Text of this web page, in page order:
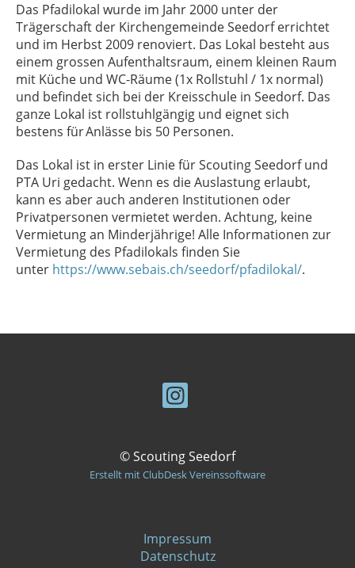
Das Pfadilokal wurde im Jahr 2000 unter der
Trägerschaft der Kirchengemeinde Seedorf errichtet
und im Herbst 2009 renoviert. Das Lokal besteht aus
einem grossen Aufenthaltsraum, einem kleinen Raum
mit Küche und WC-Räume (1x Rollstuhl / 1x normal)
und befindet sich bei der Kreisschule in Seedorf. Das
ganze Lokal ist rollstuhlgängig und eignet sich
bestens für Anlässe bis 50 Personen.
Das Lokal ist in erster Linie fürScoutingSeedorf und
PTA Uri gedacht. Wenn es die Auslastung erlaubt,
kann es aber auch anderen Institutionen oder
Privatpersonen vermietet werden. Achtung, keine
Vermietung an Minderjährige! Alle Informationen zur
Vermietung des Pfadilokals finden Sie
unter https://www.sebais.ch/seedorf/pfadilokal/.
© Scouting Seedorf
Erstellt mit ClubDesk Vereinssoftware
Impressum
Datenschutz